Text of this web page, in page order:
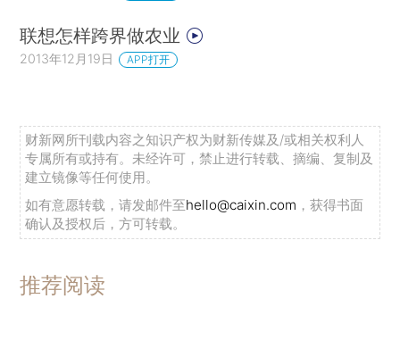
联想怎样跨界做农业
2013年12月19日 APP打开
财新网所刊载内容之知识产权为财新传媒及/或相关权利人
专属所有或持有。未经许可，禁止进行转载、摘编、复制及
建立镜像等任何使用。
如有意愿转载，请发邮件至hello@caixin.com ，获得书面
确认及授权后，方可转载。
推荐阅读